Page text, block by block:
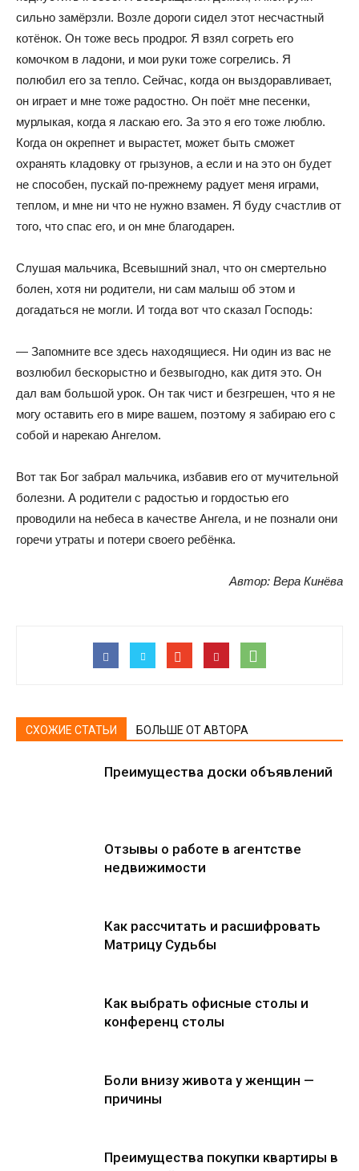
сильно замёрзли. Возле дороги сидел этот несчастный
котёнок. Он тоже весь продрог. Я взял согреть его
комочком в ладони, и мои руки тоже согрелись. Я
полюбил его за тепло. Сейчас, когда он выздоравливает,
он играет и мне тоже радостно. Он поёт мне песенки,
мурлыкая, когда я ласкаю его. За это я его тоже люблю.
Когда он окрепнет и вырастет, может быть сможет
охранять кладовку от грызунов, а если и на это он будет
не способен, пускай по-прежнему радует меня играми,
теплом, и мне ни что не нужно взамен. Я буду счастлив от
того, что спас его, и он мне благодарен.
Слушая мальчика, Всевышний знал, что он смертельно
болен, хотя ни родители, ни сам малыш об этом и
догадаться не могли. И тогда вот что сказал Господь:
— Запомните все здесь находящиеся. Ни один из вас не
возлюбил бескорыстно и безвыгодно, как дитя это. Он
дал вам большой урок. Он так чист и безгрешен, что я не
могу оставить его в мире вашем, поэтому я забираю его с
собой и нарекаю Ангелом.
Вот так Бог забрал мальчика, избавив его от мучительной
болезни. А родители с радостью и гордостью его
проводили на небеса в качестве Ангела, и не познали они
горечи утраты и потери своего ребёнка.
Автор: Вера Кинёва
СХОЖИЕ СТАТЬИ БОЛЬШЕ ОТ АВТОРА
Преимущества доски объявлений
Отзывы о работе в агентстве
недвижимости
Как рассчитать и расшифровать
Матрицу Судьбы
Как выбрать офисные столы и
конференц столы
Боли внизу живота у женщин —
причины
Преимущества покупки квартиры в